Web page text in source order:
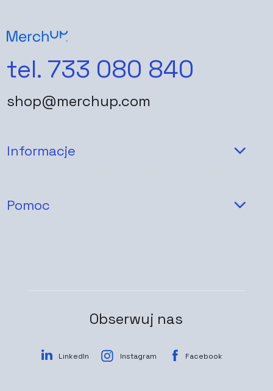
tel. 733 080 840
shop@merchup.com
Informacje
Pomoc
Obserwuj nas
LinkedIn Instagram Facebook